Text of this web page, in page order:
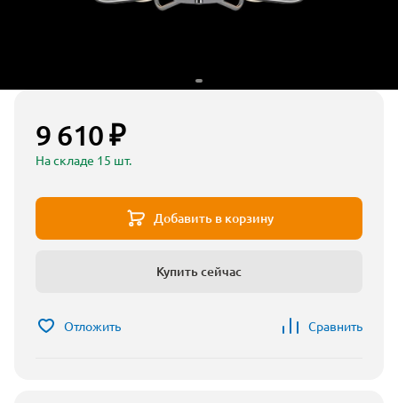
9 610 ₽
На складе 15 шт.
Добавить в корзину
Купить сейчас
Отложить Сравнить